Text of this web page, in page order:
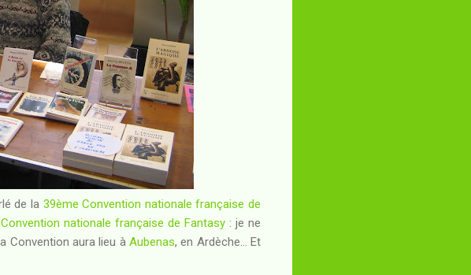
de la 39ème Convention nationale française de
nationale française de Fantasy: je ne
Convention aura lieu à Aubenas, en Ardèche... Et